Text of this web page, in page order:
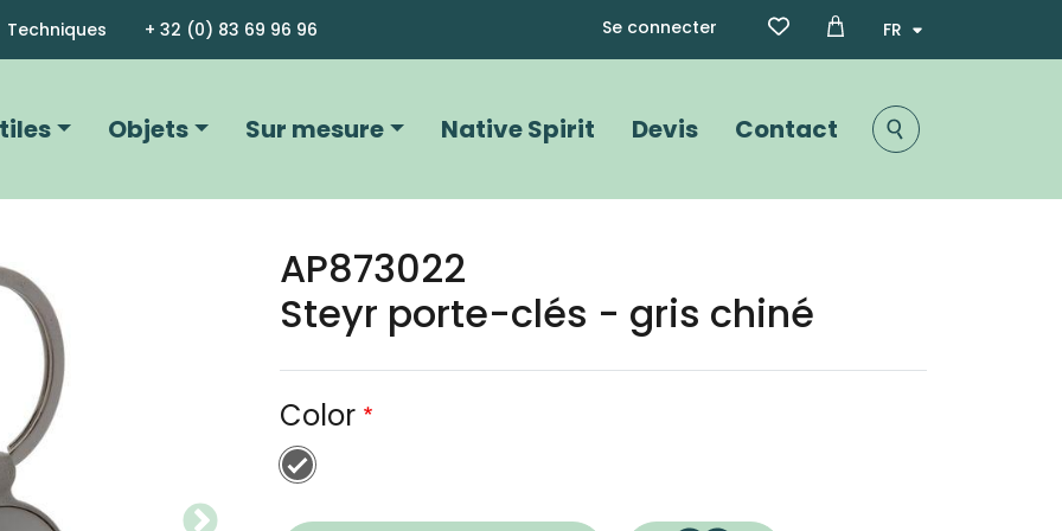
Aller au contenu principal
Techniques + 32 (0) 83 69 96 96 Menu du compte de
Se connecter
principale
Objets Sur mesure Native Spirit Devis Contact
ImageAP873022
Steyr porte-clés - gris chiné
Color
gris chiné